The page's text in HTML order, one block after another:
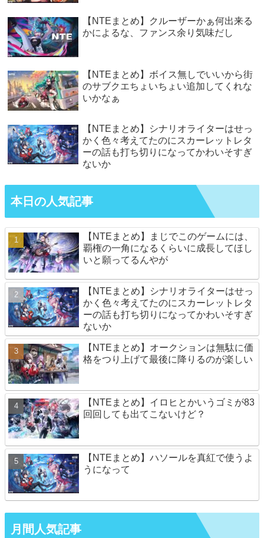
【NTEまとめ】クルーザーかぁ何出来る
かによるな、ファンス余り気味だし
【NTEまとめ】ボイス無しでいいから街
のサブクエちょいちょい追加してくれな
いかなぁ
【NTEまとめ】シナリオライターはせっ
かく色々考えてたのにスカーレットレタ
ーの話も打ち切りになってかわいそすぎ
ないか
本日の人気記事
【NTEまとめ】まじでこのゲームには、
覇権の一角になるくらいに成長してほし
いと願ってるんやが
【NTEまとめ】シナリオライターはせっ
かく色々考えてたのにスカーレットレタ
ーの話も打ち切りになってかわいそすぎ
ないか
【NTEまとめ】オークションは無駄に価
格をつり上げて最後に降りるのが楽しい
【NTEまとめ】イロヒとかいうゴミが83
回回しても出てこないけど？
【NTEまとめ】ハソールを真紅で使うよ
うになって
月間人気記事